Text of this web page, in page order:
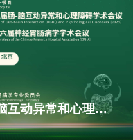
北京协和医院第二十四届肠-脑互动异常和心理障碍学术会议 中国研究型医院学会第六届神经胃肠病学学术会议